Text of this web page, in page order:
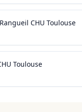
CHU Toulouse
Toulouse